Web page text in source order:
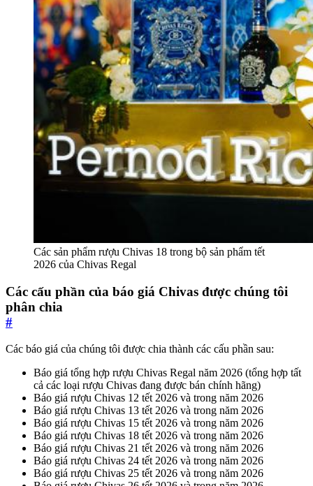
Các sản phẩm rượu Chivas 18 trong bộ sản phẩm tết
2026 của Chivas Regal
Các cấu phần của báo giá Chivas được chúng tôi
phân chia
#
Các báo giá của chúng tôi được chia thành các cấu phần sau:
Báo giá tổng hợp rượu Chivas Regal năm 2026 (tổng hợp tất
cả các loại rượu Chivas đang được bán chính hãng)
Báo giá rượu Chivas 12 tết 2026 và trong năm 2026
Báo giá rượu Chivas 13 tết 2026 và trong năm 2026
Báo giá rượu Chivas 15 tết 2026 và trong năm 2026
Báo giá rượu Chivas 18 tết 2026 và trong năm 2026
Báo giá rượu Chivas 21 tết 2026 và trong năm 2026
Báo giá rượu Chivas 24 tết 2026 và trong năm 2026
Báo giá rượu Chivas 25 tết 2026 và trong năm 2026